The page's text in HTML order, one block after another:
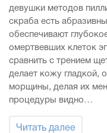
девушки методов
скраба есть
обеспечивают
омертвевших клеток
сравнить с трением
делает кожу гладкой,
морщины, делая их
процедуры видно…
Читать далее